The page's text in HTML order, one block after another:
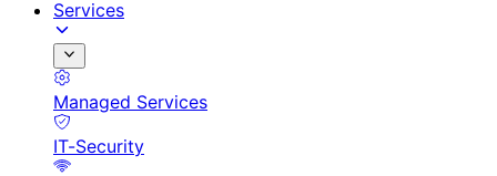
Services
Managed Services
IT-Security